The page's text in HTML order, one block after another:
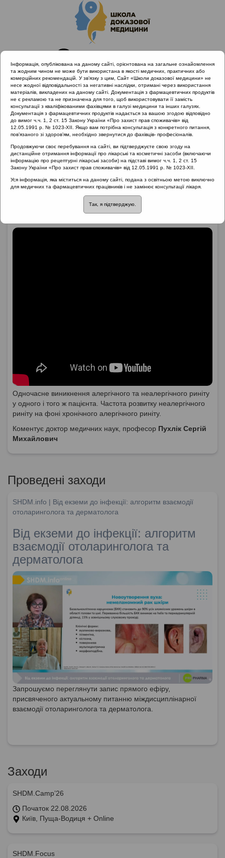
Головна
Матеріали за МКХ-11
04 Порушення імунної системи
Взаємозв'язок алергічного та неалергічного риніту
Взаємозв'язок
алергічного та
неалергічного риніту
Одночасне виникнення алергічного та неалергічного риніту
у одного і того ж пацієнта. Частота розвитку неалергічного
риніту на фоні хронічного алергічного риніту.
Коментує доктор медичних наук, професор Пухлік Сергій
Михайлович
Проведені заходи
SHDM.info | Від екземи до інфекції: алгоритм взаємодії
отоларинголога та дерматолога
Від екземи до інфекції: алгоритм
взаємодії отоларинголога та
дерматолога
Запрошуємо переглянути запис прямого ефіру,
присвяченого актуальному питанню міждисциплінарної
взаємодії отоларинголога та дерматолога.
Заходи
SHDM.Camp’26
Початок 22.08.2026
Київ, Пуща-Водиця + Online
SHDM.Focus
Інформація, опублікована на даному сайті, орієнтована на загальне ознайомлення
та жодним чином не може бути використана в якості медичних, практичних або
комерційних рекомендацій. У зв’язку з цим, Сайт «Школи доказової медицини» не
несе жодної відповідальності за негативні наслідки, отримані через використання
матеріалів, викладених на даному сайті. Документація з фармацевтичних продуктів
не є рекламою та не призначена для того, щоб використовувати її замість
консультації з кваліфікованими фахівцями в галузі медицини та інших галузях.
Документація з фармацевтичних продуктів надається за вашою згодою відповідно
до вимог ч.ч. 1, 2 ст. 15 Закону України «Про захист прав споживачів» від
12.05.1991 р. № 1023-XII. Якщо вам потрібна консультація з конкретного питання,
пов’язаного зі здоров’ям, необхідно звернутися до фахівців- професіоналів.
Продовжуючи своє перебування на сайті, ви підтверджуєте свою згоду на
дистанційне отримання інформації про лікарські та косметичні засоби (включаючи
інформацію про рецептурні лікарські засоби) на підставі вимог ч.ч. 1, 2 ст. 15
Закону України «Про захист прав споживачів» від 12.05.1991 р. № 1023-XII.
Уся інформація, яка міститься на даному сайті, подана з освітньою метою виключно
для медичних та фармацевтичних працівників і не замінює консультації лікаря.
Так, я підтверджую.